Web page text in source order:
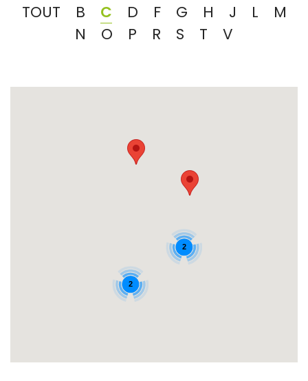
TOUT B C D F G H J L
M
N
O P R S T V
2
2